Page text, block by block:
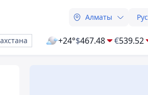
Алматы Рус
+24°$467.48 €539.52